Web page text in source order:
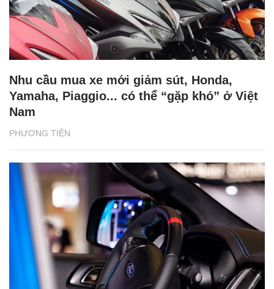
PHƯƠNG TIỆN
Nhu cầu mua xe mới giảm sút, Honda,
Yamaha, Piaggio... có thể “gặp khó” ở Việt
Nam